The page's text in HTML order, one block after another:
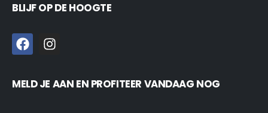
BLIJF OP DE HOOGTE
MELD JE AAN EN PROFITEER VANDAAG NOG